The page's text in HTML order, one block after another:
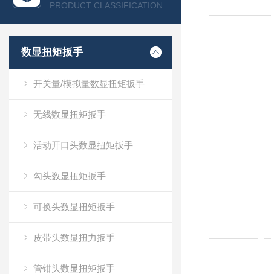
PRODUCT CLASSIFICATION
数显扭矩扳手
开关量/模拟量数显扭矩扳手
无线数显扭矩扳手
活动开口头数显扭矩扳手
勾头数显扭矩扳手
可换头数显扭矩扳手
皮带头数显扭力扳手
管钳头数显扭矩扳手